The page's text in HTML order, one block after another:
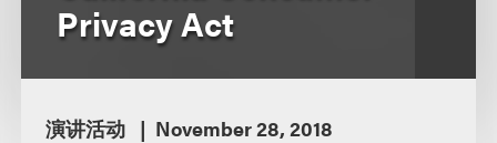
Privacy Act
演讲活动 November 28, 2018